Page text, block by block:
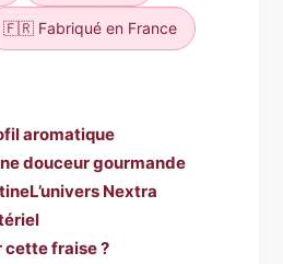
🇫🇷 Fabriqué en France
aromatique
douceur gourmande
L’univers Nextra
cette fraise ?